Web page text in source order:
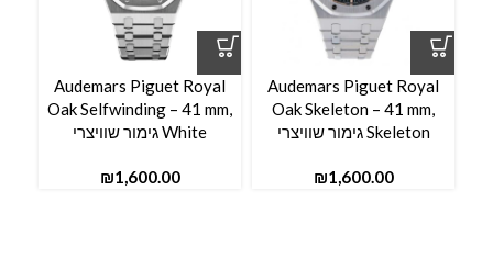
Audemars Piguet Royal
Oak Skeleton – 41 mm,
Skeleton גימור שוויצרי
₪
Audemars Piguet Royal
Oak Selfwinding – 41 mm,
White גימור שוויצרי
₪